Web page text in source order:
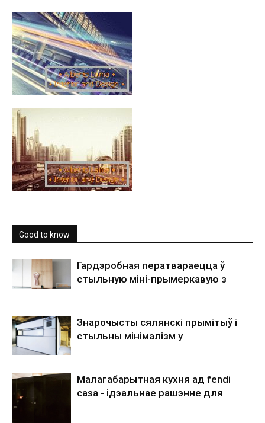
Good to know
Гардэробная ператвараецца ў
стыльную міні-прымеркавую з
Знарочысты сялянскі прымітыў і
стыльны мінімалізм у
Малагабарытная кухня ад fendi
casa - ідэальнае рашэнне для